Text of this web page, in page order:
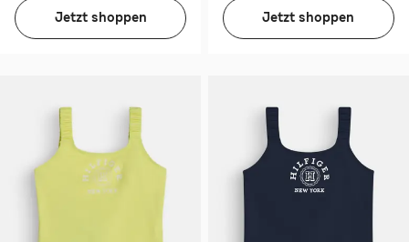
Jetzt shoppen Jetzt shoppen